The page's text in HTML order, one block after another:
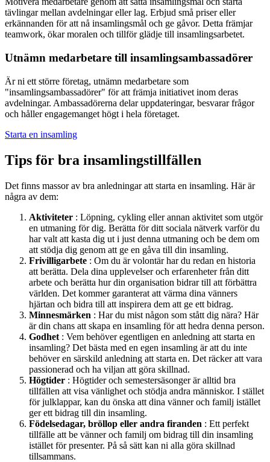
tävlingar mellan avdelningar eller lag. Erbjud små priser eller
erkännanden för att nå insamlingsmål och ge gåvor. Detta främjar
teamwork, ökar moralen och tillför glädje till insamlingsarbetet.
Utnämn medarbetare till insamlingsambassadörer
Är ni ett större företag, utnämn medarbetare som
"insamlingsambassadörer" för att främja initiativet inom deras
avdelningar. Ambassadörerna delar uppdateringar, besvarar frågor
och håller engagemanget högt i hela företaget.
Starta en insamling
Tips för bra insamlingstillfällen
Det finns massor av bra anledningar att starta en insamling. Här är
några av dem:
Aktiviteter : Löpning, cykling eller annan aktivitet som utgör
en utmaning för dig. Berätta för ditt sociala nätverk varför du
har valt att kasta dig ut i just denna utmaning och be dem om
att stödja dig genom att ge en gåva till din insamling.
Frivilligarbete : Om du är volontär har du redan en historia
att berätta. Dela dina upplevelser och erfarenheter från ditt
arbete och berätta hur din organisation bidrar till att förbättra
världen. Det kommer garanterat att värma dina vänners
hjärtan och bidra till att inspirera dem att ge ett bidrag.
Minnesmärken : Har du mist någon som stått dig nära? Här
är din chans att skapa en insamling för att hedra denna person.
Godhet : Vem behöver egentligen en anledning att starta en
insamling? Det bästa med en egen insamling är att du inte
behöver en särskild anledning att starta en. Det räcker att vara
passionerad och ha viljan att göra skillnad.
Högtider : Högtider och semestersäsonger är alltid bra
tillfällen att visa vänlighet och stödja andra människor. I stället
för julklappar, kan du önska att dina vänner och familj istället
ger ett bidrag till din insamling.
Födelsedagar, bröllop eller andra firanden : Ett perfekt
tillfälle att be vänner och familj om bidrag till din insamling
istället för presenter. På så sätt kan ni alla göra skillnad
tillsammans.